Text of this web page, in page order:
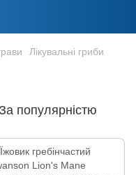
Лікувальні гриби
популярністю